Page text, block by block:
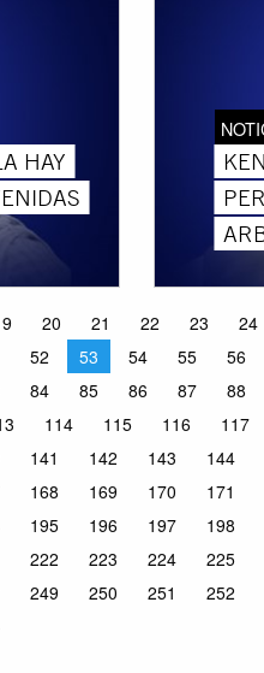
HAY
20 21 22 23 24
52 53 54 55 56
84 85 86 87 88
114 115 116 117
141 142 143 144
168 169 170 171
195 196 197 198
222 223 224 225
249 250 251 252